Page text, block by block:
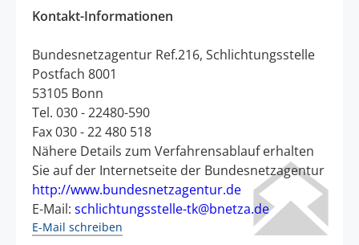
soziale Medien, Werbung und Analysen weiter. Unsere
weiteren Daten zusammen, die Sie ihnen bereitgestellt
haben oder die sie im Rahmen Ihrer Nutzung der Dienste
gesammelt haben. Sie geben Einwilligung zu unseren
Cookies, wenn Sie unsere Webseite weiterhin nutzen.
Kontakt-Informationen
Bundesnetzagentur Ref.216, Schlichtungsstelle
Postfach 8001
53105 Bonn
Tel. 030 - 22480-590
Fax 030 - 22 480 518
Nähere Details zum Verfahrensablauf erhalten
Sie auf der Internetseite der Bundesnetzagentur
http://www.bundesnetzagentur.de
E-Mail: schlichtungsstelle-tk@bnetza.de
E-Mail schreiben